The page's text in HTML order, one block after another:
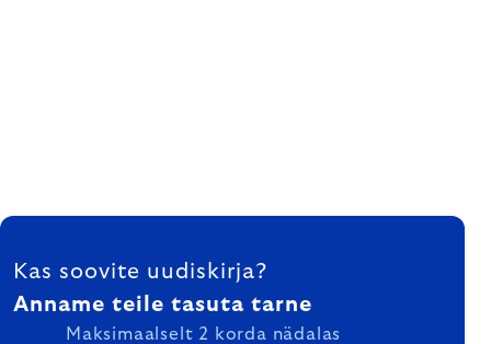
FOOTER
Kas soovite uudiskirja?
Anname teile tasuta tarne
Maksimaalselt 2 korda nädalas